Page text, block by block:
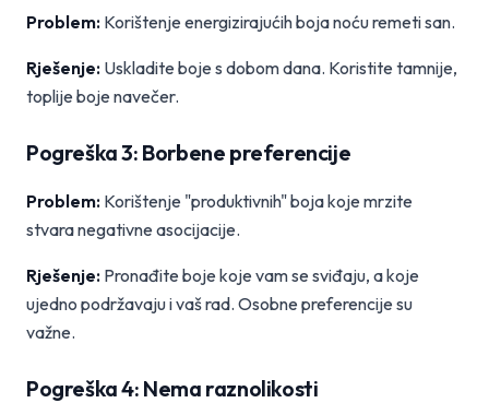
Problem: Korištenje energizirajućih boja noću remeti san.
Rješenje: Uskladite boje s dobom dana. Koristite tamnije,
toplije boje navečer.
Pogreška 3: Borbene preferencije
Problem: Korištenje "produktivnih" boja koje mrzite
stvara negativne asocijacije.
Rješenje: Pronađite boje koje vam se sviđaju, a koje
ujedno podržavaju i vaš rad. Osobne preferencije su
važne.
Pogreška 4: Nema raznolikosti